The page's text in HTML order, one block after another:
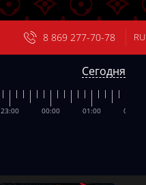
8 869 277-70-78 RU
Сегодня
23:00 00:00 01:00 02:00